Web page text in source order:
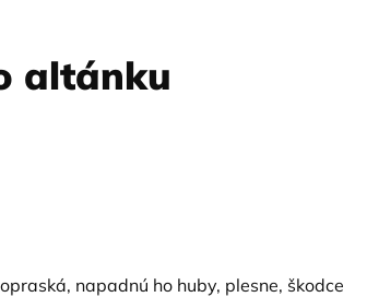
altánku
napadnú ho huby, plesne, škodce